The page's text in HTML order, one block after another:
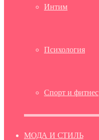
Интим
Психология
Спорт и фитнес
МОДА И СТИЛЬ